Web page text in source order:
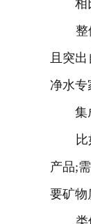
相比
整体
且突
净水专
集成
比如
产品;
要矿物
类似